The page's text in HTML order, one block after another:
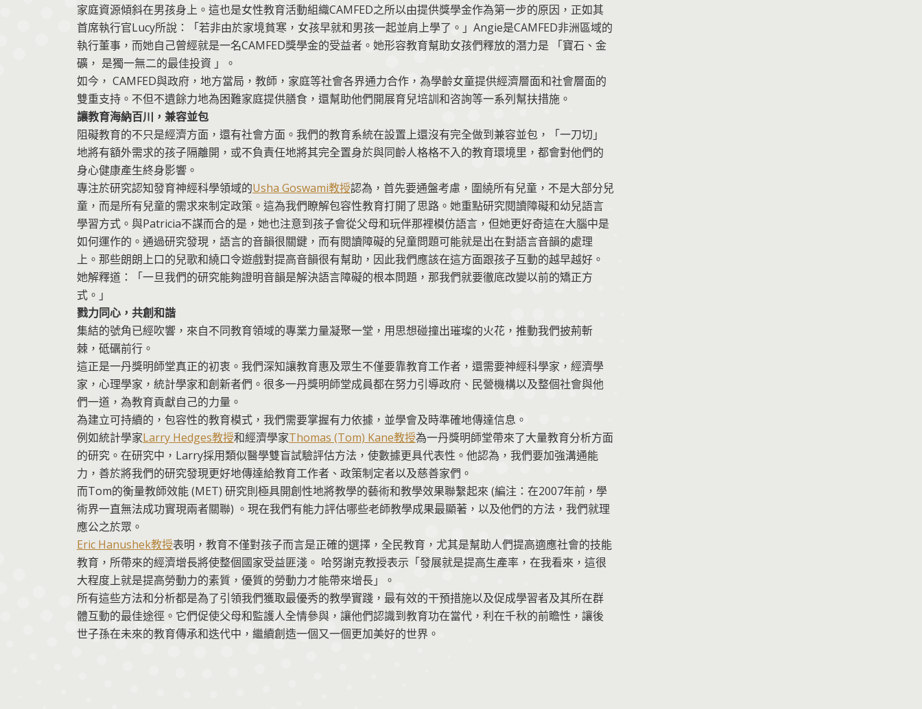
家庭資源傾斜在男孩身上。這也是女性教育活動組織CAMFED之所以由提供獎學金作為第一步的原因，正如其
首席執行官Lucy所說：「若非由於家境貧寒，女孩早就和男孩一起並肩上學了。」Angie是CAMFED非洲區域的
執行董事，而她自己曾經就是一名CAMFED獎學金的受益者。她形容教育幫助女孩們釋放的潛力是 「寶石、金
礦， 是獨一無二的最佳投資 」。
如今， CAMFED與政府，地方當局，教師，家庭等社會各界通力合作，為學齡女童提供經濟層面和社會層面的
雙重支持。不但不遺餘力地為困難家庭提供膳食，還幫助他們開展育兒培訓和咨詢等一系列幫扶措施。
讓教育海納百川，兼容並包
阻礙教育的不只是經濟方面，還有社會方面。我們的教育系統在設置上還沒有完全做到兼容並包，「一刀切」
地將有額外需求的孩子隔離開，或不負責任地將其完全置身於與同齡人格格不入的教育環境里，都會對他們的
身心健康產生終身影響。
專注於研究認知發育神經科學領域的Usha Goswami教授認為，首先要通盤考慮，圍繞所有兒童，不是大部分兒
童，而是所有兒童的需求來制定政策。這為我們瞭解包容性教育打開了思路。她重點研究閱讀障礙和幼兒語言
學習方式。與Patricia不謀而合的是，她也注意到孩子會從父母和玩伴那裡模仿語言，但她更好奇這在大腦中是
如何運作的。通過研究發現，語言的音韻很關鍵，而有閱讀障礙的兒童問題可能就是出在對語言音韻的處理
上。那些朗朗上口的兒歌和繞口令遊戲對提高音韻很有幫助，因此我們應該在這方面跟孩子互動的越早越好。
她解釋道：「一旦我們的研究能夠證明音韻是解決語言障礙的根本問題，那我們就要徹底改變以前的矯正方
式。」
戮力同心，共創和諧
集結的號角已經吹響，來自不同教育領域的專業力量凝聚一堂，用思想碰撞出璀璨的火花，推動我們披荊斬
棘，砥礪前行。
這正是一丹獎明師堂真正的初衷。我們深知讓教育惠及眾生不僅要靠教育工作者，還需要神經科學家，經濟學
家，心理學家，統計學家和創新者們。很多一丹獎明師堂成員都在努力引導政府、民營機構以及整個社會與他
們一道，為教育貢獻自己的力量。
為建立可持續的，包容性的教育模式，我們需要掌握有力依據，並學會及時準確地傳達信息。
例如統計學家Larry Hedges教授和經濟學家Thomas (Tom) Kane教授為一丹獎明師堂帶來了大量教育分析方面
的研究。在研究中，Larry採用類似醫學雙盲試驗評估方法，使數據更具代表性。他認為，我們要加強溝通能
力，善於將我們的研究發現更好地傳達給教育工作者、政策制定者以及慈善家們。
而Tom的衡量教師效能 (MET) 研究則極具開創性地將教學的藝術和教學效果聯繫起來 (編注：在2007年前，學
術界一直無法成功實現兩者關聯) 。現在我們有能力評估哪些老師教學成果最顯著，以及他們的方法，我們就理
應公之於眾。
Eric Hanushek教授表明，教育不僅對孩子而言是正確的選擇，全民教育，尤其是幫助人們提高適應社會的技能
教育，所帶來的經濟增長將使整個國家受益匪淺。 哈努謝克教授表示「發展就是提高生產率，在我看來，這很
大程度上就是提高勞動力的素質，優質的勞動力才能帶來增長」。
所有這些方法和分析都是為了引領我們獲取最優秀的教學實踐，最有效的干預措施以及促成學習者及其所在群
體互動的最佳途徑。它們促使父母和監護人全情參與，讓他們認識到教育功在當代，利在千秋的前瞻性，讓後
世子孫在未來的教育傳承和迭代中，繼續創造一個又一個更加美好的世界。